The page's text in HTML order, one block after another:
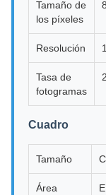
Tamaño de
los píxeles
Resolución
Tasa de
fotogramas
Cuadro
Tamaño
Área